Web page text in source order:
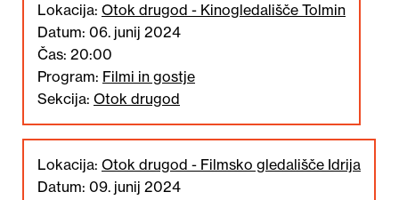
Lokacija: Otok drugod - Kinogledališče Tolmin
Datum: 06. junij 2024
Čas: 20:00
Program: Filmi in gostje
Sekcija: Otok drugod
Lokacija: Otok drugod - Filmsko gledališče Idrija
Datum: 09. junij 2024